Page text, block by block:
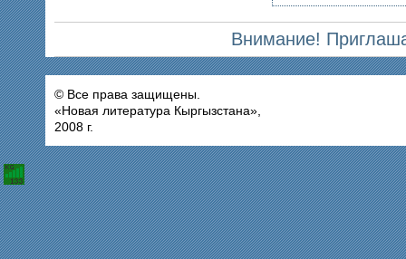
Внимание!
© Все права защищены.
«Новая литература Кыргызстана»,
2008 г.